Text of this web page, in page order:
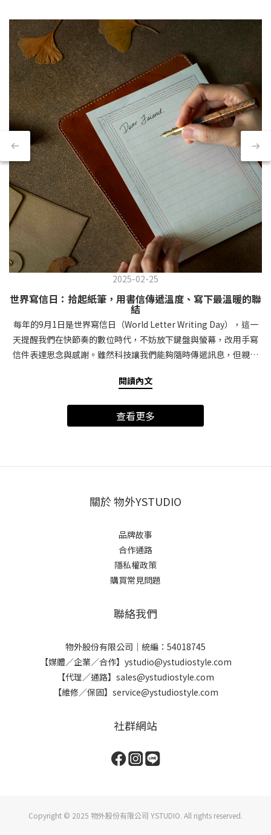
2025-02-25
世界寫信日：拾起紙筆，用書信傳遞溫度、寫下最溫暖的聯
結
每年的9月1日是世界寫信日（World Letter Writing Day），這一
天提醒我們在快節奏的數位時代，不妨放下鍵盤與螢幕，改用手寫
信件表達思念與感謝。雖然科技讓我們能夠隨時傳遞訊息，但親手
世界寫信日的由來、手寫信件的價值，以及如何透過書信創造更深
Writing Day）由澳洲作家Richard Simpkin於2014年發起，目的是
鼓勵人們重拾傳統書信文化，讓寫信這項古老而美麗的習慣得以延
聯繫更加深刻與珍貴。為何手寫信比數位訊息更有溫度？在這個一
信件蘊含著獨特的個人溫度與用心：傳遞真摯情感：每一筆劃、每
個字跡，都是寄信者的心意，讓收信者感受到關懷與溫暖。獨特性
與紀念價值：不像電子郵件容易被刪除，手寫信件往往被珍藏，成
為值得回味的美好記憶。展現個人風格：字跡、信紙選擇、郵票搭
是為什麼許多重要時刻，如婚禮、畢業、生日等，手寫卡片仍然是
心卡片的6個寫作技巧與表達方法如何在世界寫信日寫下一封感動人
心的信？如果你想在世界寫信日寫一封充滿溫度的信，可以參考以
下幾個步驟：(1) 選擇合適的信紙與筆手寫信件的魅力來自於紙筆的
選擇，可以使用高質感的信紙與鋼筆，如物外YSTUDIO的書寫工
朋友、老師，甚至未來的自己，內容可包含回憶、感謝、祝福等，
讓對方感受到你的誠意。(3) 加入個人化元素在信件中添加小插圖、
貼紙，或搭配喜歡的香氛，增添手寫信的獨特性。(4) 使用適當的信
封與郵票選擇美觀的信封與郵票，讓收信者在拆信的瞬間就能感受
生活方式。我們推薦物外YSTUDIO與auscentic聯名推出的「精油擴
閱讀內文
查看更多
關於 物外YSTUDIO
品牌故事
合作通路
隱私權政策
購買常見問題
聯絡我們
物外股份有限公司｜統編：54018745
【媒體／企業／合作】ystudio@ystudiostyle.com
【代理／通路】sales@ystudiostyle.com
【維修／保固】service@ystudiostyle.com
社群網站
Copyright © 2025 物外股份有限公司 YSTUDIO. All rights reserved.